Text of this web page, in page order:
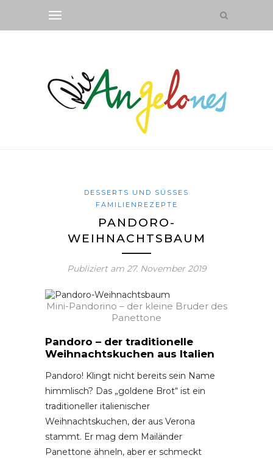
DESSERTS UND SÜSSES
FAMILIENREZEPTE
PANDORO-
WEIHNACHTSBAUM
Publiziert am 27. November 2019
Mini-Pandorino – der kleine Bruder des
Panettone
Pandoro – der traditionelle
Weihnachtskuchen aus Italien
Pandoro! Klingt nicht bereits sein Name
himmlisch? Das „goldene Brot“ ist ein
traditioneller italienischer
Weihnachtskuchen, der aus Verona
stammt. Er mag dem Mailänder
Panettone ähneln, aber er schmeckt